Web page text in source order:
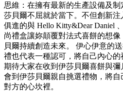
思維：在擁有最新的生產設備及
莎貝爾不屈就於當下。不但創新
俱進的與 Hello Kitty&Dear Daniel
尚禮盒讓妳顛覆對法式喜餅的想
貝爾持續創造未來。 伊心伊意的
禮也代表一種認可，將自己內心的
期待大家在收到伊莎貝爾喜餅與
會到伊莎貝爾親自挑選禮物，將自
對方的心坎裡。